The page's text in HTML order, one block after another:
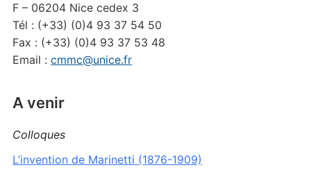
F – 06204 Nice cedex 3
Tél : (+33) (0)4 93 37 54 50
Fax : (+33) (0)4 93 37 53 48
Email : cmmc@unice.fr
A venir
Colloques
L’invention de Marinetti (1876-1909)